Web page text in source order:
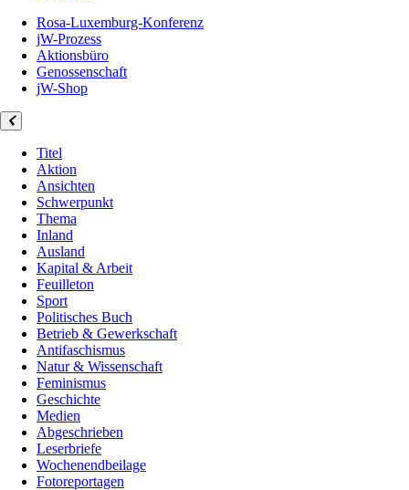
Rosa-Luxemburg-Konferenz
jW-Prozess
Aktionsbüro
Genossenschaft
jW-Shop
Titel
Aktion
Ansichten
Schwerpunkt
Thema
Inland
Ausland
Kapital & Arbeit
Feuilleton
Sport
Politisches Buch
Betrieb & Gewerkschaft
Antifaschismus
Natur & Wissenschaft
Feminismus
Geschichte
Medien
Abgeschrieben
Leserbriefe
Wochenendbeilage
Fotoreportagen